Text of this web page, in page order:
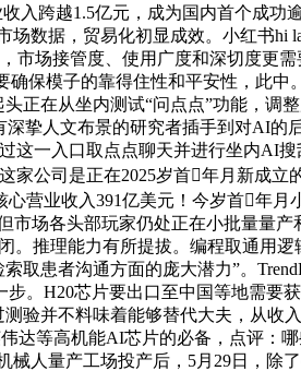
入跨越1.5亿元，成为国内首个成功
数据，贸易化初显成效。小红书hi
市场接管度、使用广度和深切度更
保模子的靠得住性和平安性，此中
正在从坐内测试“问点点”功能，调
挚人文布景的研究者插手到对AI的
这一入口取点点聊天并进行坐内AI
家公司是正在2025岁首年月新成
营业收入391亿美元！今岁首年
场各头部玩家仍处正在小批量量产
推理能力有所提拔。编程取通用
患者沟通方面的庞大潜力”。
。H20芯片要出口至中国等地需要
验并不料味着能够替代大夫，从
达等高机能AI芯片的必备，点评：
人量产工场投产后，5月29日，除